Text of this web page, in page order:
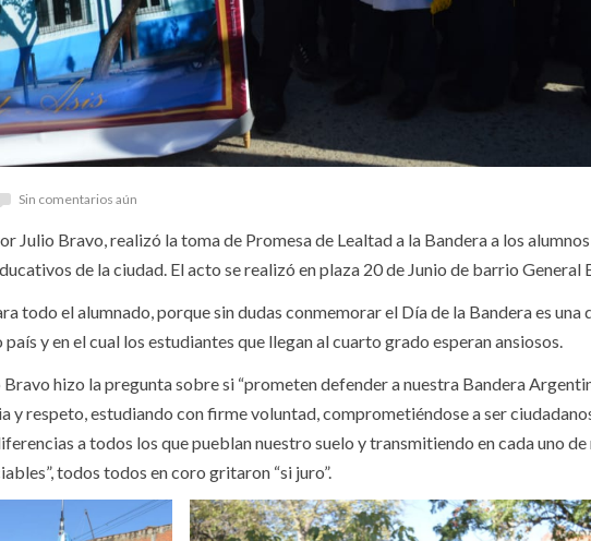
Sin comentarios aún
Julio Bravo, realizó la toma de Promesa de Lealtad a la Bandera a los
de la ciudad. El acto se realizó en plaza 20 de Junio de barrio General
todo el alumnado, porque sin dudas conmemorar el Día de la Bandera es una
y en el cual los estudiantes que llegan al cuarto grado esperan ansiosos.
hizo la pregunta sobre si “prometen defender a nuestra Bandera
y respeto, estudiando con firme voluntad, comprometiéndose a ser
a todos los que pueblan nuestro suelo y transmitiendo en cada uno de
todos todos en coro gritaron “si juro”.